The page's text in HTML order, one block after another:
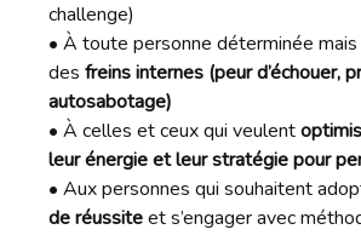
challenge)
• À toute personne déterminée
des freins internes (peur d’échouer,
autosabotage)
• À celles et ceux qui veulent
leur énergie et leur stratégie pour
• Aux personnes qui souhaitent
de réussiteet s’engager avec